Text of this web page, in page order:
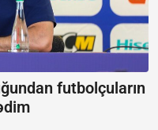
futbolçuların